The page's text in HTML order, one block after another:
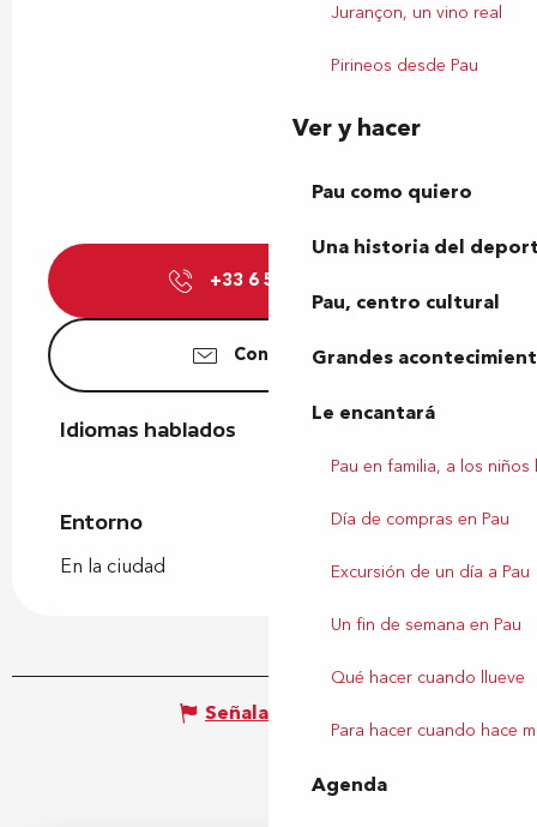
Jurançon, un vino real
Pirineos desde Pau
Ver y hacer
Pau como quiero
Una historia del
Pau, centro cultural
Grandes
Le encantará
Pau en familia, a los niños
Día de compras en Pau
Excursión de un día a Pau
Un fin de semana en Pau
Qué hacer cuando llueve
Para hacer cuando hace
Agenda
+33 6 50 54 68
Contáctenos
Idiomas hablados
Idiomas hablados
Entorno
Entorno
En la ciudad
Señalar un error